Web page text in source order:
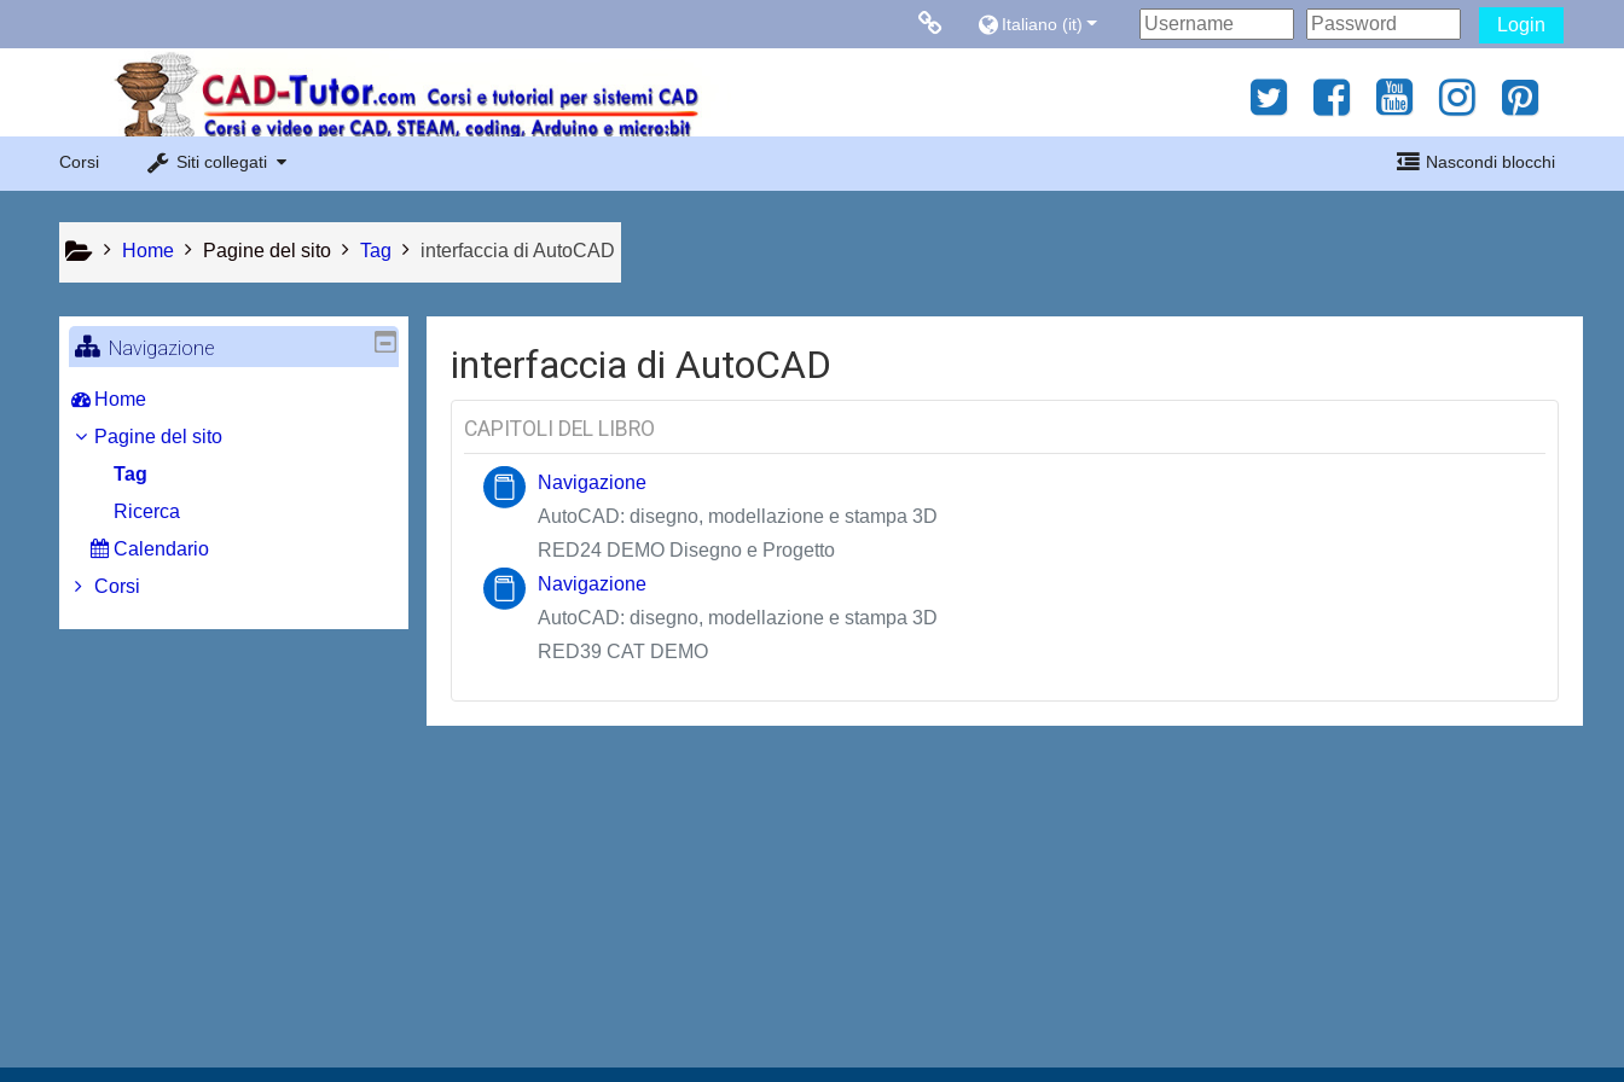
Links Menu
Sito di Corsi in Rete
Sito dei corsi online di AutoCAD
Links collegati
Italiano ‎(it)‎ Login
Corsi Siti collegati Nascondi blocchi
Home Pagine del sito Tag interfaccia di AutoCAD
interfaccia di AutoCAD
CAPITOLI DEL LIBRO
Navigazione
AutoCAD: disegno, modellazione e stampa 3D
RED24 DEMO Disegno e Progetto
Navigazione
AutoCAD: disegno, modellazione e stampa 3D
RED39 CAT DEMO
Navigazione
Home
Pagine del sito
Tag
Ricerca
Calendario
Corsi